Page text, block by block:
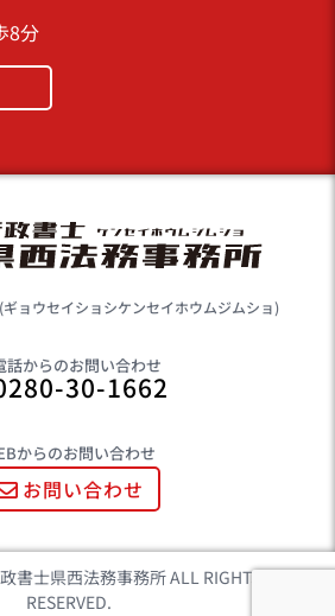
8分
ョウセイショシケンセイホウムジムショ)
話からのお問い合わせ
30-1662
からのお問い合わせ
お問い合わせ
書士県西法務事務所 ALL RIGHTS
RESERVED.